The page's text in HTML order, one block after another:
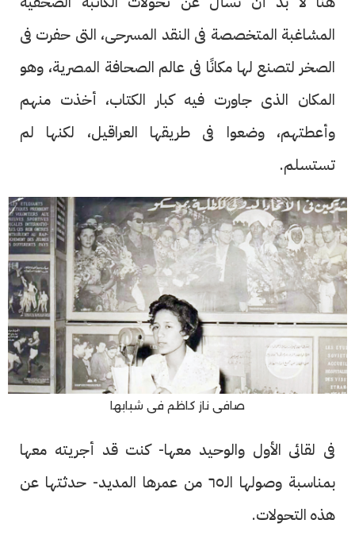
المشاغبة المتخصصة فى النقد المسرحى، التى حفرت فى
الصخر لتصنع لها مكانًا فى عالم الصحافة المصرية، وهو
المكان الذى جاورت فيه كبار الكتاب، أخذت منهم
وأعطتهم، وضعوا فى طريقها العراقيل، لكنها لم
تستسلم.
صافى ناز كاظم فى شبابها
فى لقائى الأول والوحيد معها- كنت قد أجريته معها
بمناسبة وصولها الـ٦٥ من عمرها المديد- حدثتها عن
هذه التحولات.